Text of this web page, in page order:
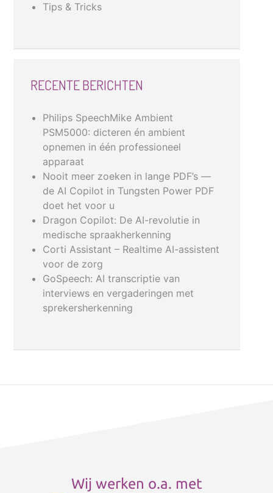
Tips & Tricks
RECENTE BERICHTEN
Philips SpeechMike Ambient
PSM5000: dicteren én ambient
opnemen in één professioneel
apparaat
Nooit meer zoeken in lange PDF’s —
de AI Copilot in Tungsten Power PDF
doet het voor u
Dragon Copilot: De AI-revolutie in
medische spraakherkenning
Corti Assistant – Realtime AI-assistent
voor de zorg
GoSpeech: AI transcriptie van
interviews en vergaderingen met
sprekersherkenning
Wij werken o.a. met